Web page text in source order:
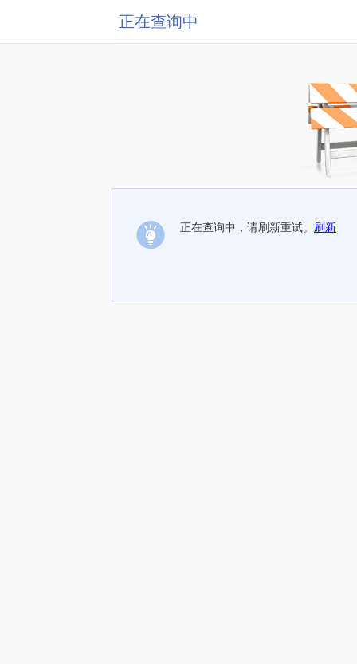
正在查询中
正在查询中，请刷新重试。 刷新